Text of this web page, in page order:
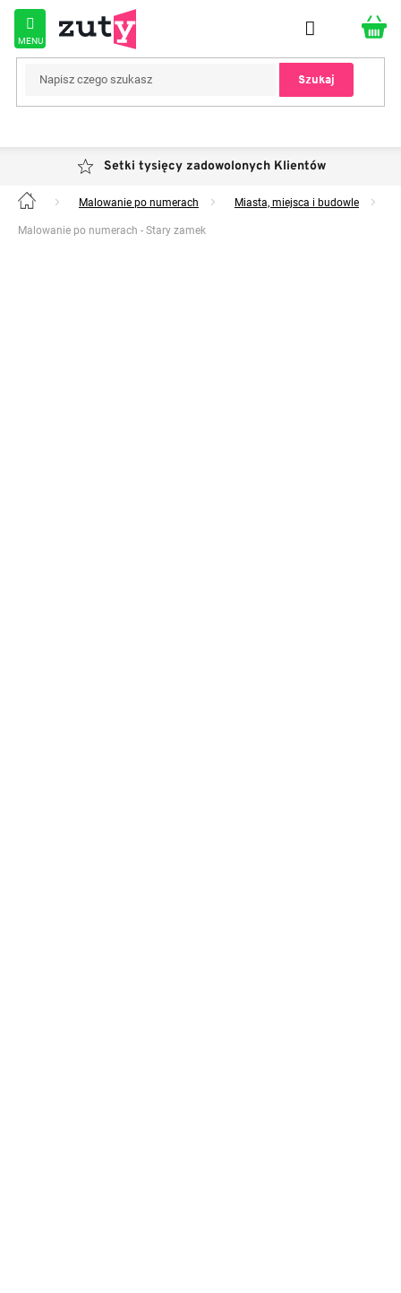
Przejść
treści
Szukaj
Setki tysięcy zadowolonych Klientów
Home Malowanie po numerach Miasta, miejsca i budowle
Malowanie po numerach - Stary zamek